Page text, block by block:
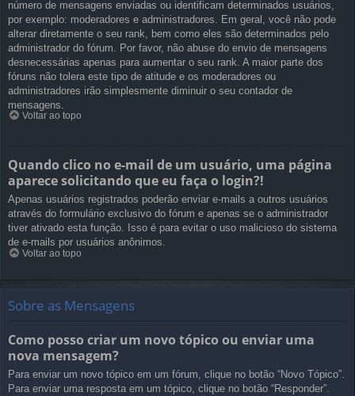
número de mensagens enviadas ou identificam determinados usuários,
por exemplo: moderadores e administradores. Em geral, você não pode
alterar diretamente o seu rank, bem como eles são determinados pelo
administrador do fórum. Por favor, não abuse do envio de mensagens
desnecessárias apenas para aumentar o seu rank. A maior parte dos
fóruns não tolera este tipo de atitude e os moderadores ou
administradores irão simplesmente diminuir o seu contador de
mensagens.
Voltar ao topo
Quando clico no e-mail de um usuário, uma página
aparece solicitando que eu faça o login?!
Apenas usuários registrados poderão enviar e-mails a outros usuários
através do formulário exclusivo do fórum e apenas se o administrador
tiver ativado esta função. Isso é para evitar o uso malicioso do sistema
de e-mails por usuários anônimos.
Voltar ao topo
Sobre as Mensagens
Como posso criar um novo tópico ou enviar uma
nova mensagem?
Para enviar um novo tópico em um fórum, clique no botão “Novo Tópico”.
Para enviar uma resposta em um tópico, clique no botão “Responder”.